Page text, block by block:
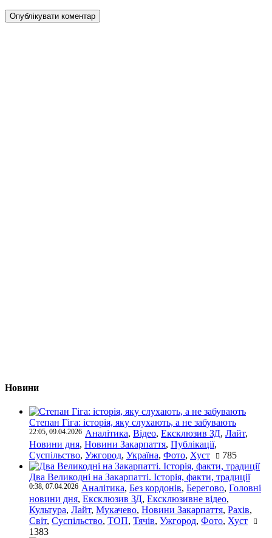
Новини
Степан Гіга: історія, яку слухають, а не забувають
22:05, 09.04.2026 Аналітика, Відео, Ексклюзив ЗД, Лайт,
Новини дня, Новини Закарпаття, Публікації,
Суспільство, Ужгород, Україна, Фото, Хуст 785
Два Великодні на Закарпатті. Історія, факти, традиції
0:38, 07.04.2026 Аналітика, Без кордонів, Берегово, Головні
новини дня, Ексклюзив ЗД, Ексклюзивне відео,
Культура, Лайт, Мукачево, Новини Закарпаття, Рахів,
Світ, Суспільство, ТОП, Тячів, Ужгород, Фото, Хуст
1383